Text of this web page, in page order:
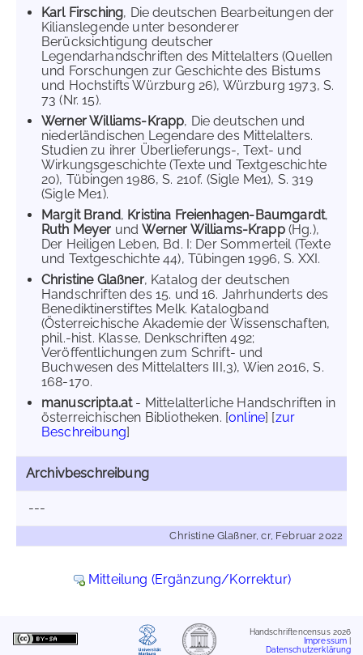
Karl Firsching, Die deutschen Bearbeitungen der
Kilianslegende unter besonderer
Berücksichtigung deutscher
Legendarhandschriften des Mittelalters (Quellen
und Forschungen zur Geschichte des Bistums
und Hochstifts Würzburg 26), Würzburg 1973, S.
73 (Nr. 15).
Werner Williams-Krapp, Die deutschen und
niederländischen Legendare des Mittelalters.
Studien zu ihrer Überlieferungs-, Text- und
Wirkungsgeschichte (Texte und Textgeschichte
20), Tübingen 1986, S. 210f. (Sigle Me1), S. 319
(Sigle Me1).
Margit Brand, Kristina Freienhagen-Baumgardt,
Ruth Meyer undWerner Williams-Krapp (Hg.),
Der Heiligen Leben, Bd. I: Der Sommerteil (Texte
und Textgeschichte 44), Tübingen 1996, S. XXI.
Christine Glaßner, Katalog der deutschen
Handschriften des 15. und 16. Jahrhunderts des
Benediktinerstiftes Melk. Katalogband
(Österreichische Akademie der Wissenschaften,
phil.-hist. Klasse, Denkschriften 492;
Veröffentlichungen zum Schrift- und
Buchwesen des Mittelalters III,3), Wien 2016, S.
168-170.
manuscripta.at- Mittelalterliche Handschriften in
österreichischen Bibliotheken. [online] [zur
Beschreibung]
Archivbeschreibung
---
Christine Glaßner, cr, Februar 2022
Mitteilung (Ergänzung/Korrektur)
Handschriftencensus 2026
Impressum
Datenschutzerklärung